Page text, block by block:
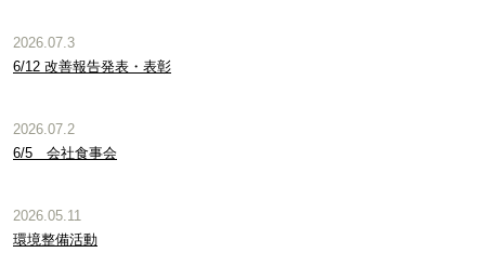
2026.07.3
6/12 改善報告発表・表彰
2026.07.2
6/5 会社食事会
2026.05.11
環境整備活動